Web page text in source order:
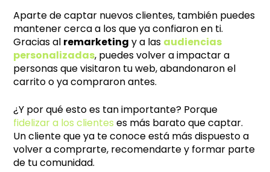
Aparte de captar nuevos clientes, también puedes
mantener cerca a los que ya confiaron en ti.
Gracias al remarketing y a las audiencias
personalizadas, puedes volver a impactar a
personas que visitaron tu web, abandonaron el
carrito o ya compraron antes.
¿Y por qué esto es tan importante? Porque
fidelizar a los clientes es más barato que captar.
Un cliente que ya te conoce está más dispuesto a
volver a comprarte, recomendarte y formar parte
de tu comunidad.